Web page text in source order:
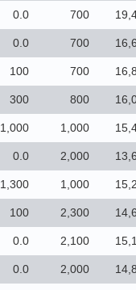
0.0 700
0.0 700
100 700
300 800
1,000 1,000
0.0 2,000
1,300 1,000
100 2,300
0.0 2,100
0.0 2,000